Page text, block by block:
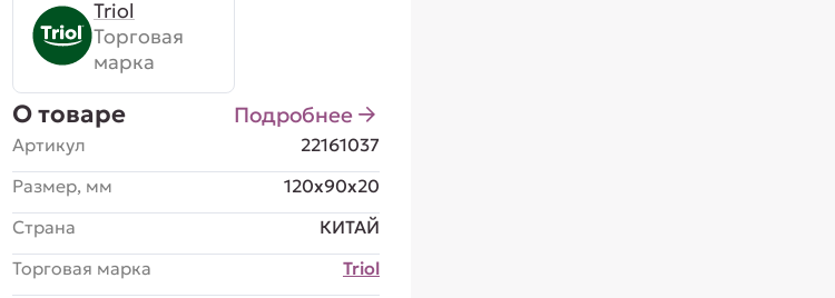
Triol
Торговая
марка
О товаре Подробнее
Артикул
22161037
Размер, мм
120x90x20
Страна
КИТАЙ
Торговая марка
Triol